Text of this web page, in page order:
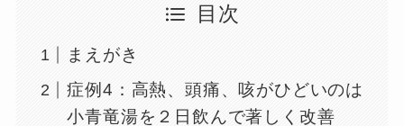
目次
まえがき
症例4：高熱、頭痛、咳がひどいのは
小青竜湯を２日飲んで著しく改善